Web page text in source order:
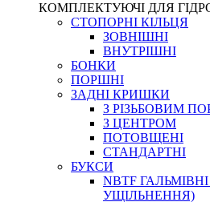
КОМПЛЕКТУЮЧІ ДЛЯ
СТОПОРНІ КІЛЬЦЯ
ЗОВНІШНІ
ВНУТРІШНІ
БОНКИ
ПОРШНІ
ЗАДНІ КРИШКИ
З РІЗЬБОВИМ
З ЦЕНТРОМ
ПОТОВЩЕНІ
СТАНДАРТНІ
БУКСИ
NBTF
УЩІЛЬНЕННЯ)